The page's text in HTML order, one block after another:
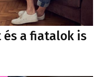
a fiatalok is